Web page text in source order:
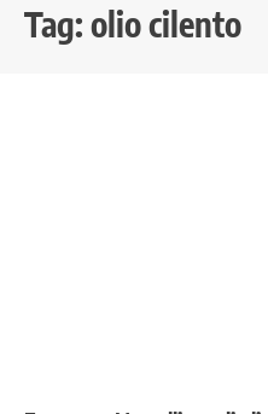
Tag: olio cilento